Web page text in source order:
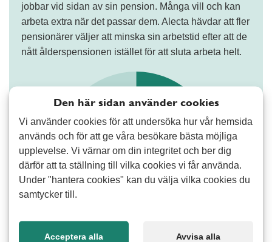
jobbar vid sidan av sin pension. Många vill och kan
arbeta extra när det passar dem. Alecta hävdar att fler
pensionärer väljer att minska sin arbetstid efter att de
nått ålderspensionen istället för att sluta arbeta helt.
Den här sidan använder cookies
Vi använder cookies för att undersöka hur vår hemsida
används och för att ge våra besökare bästa möjliga
upplevelse. Vi värnar om din integritet och ber dig
därför att ta ställning till vilka cookies vi får använda.
Under "hantera cookies" kan du välja vilka cookies du
samtycker till.
Acceptera alla Avvisa alla